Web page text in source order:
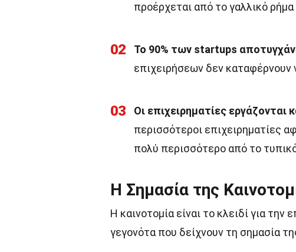
προέρχεται από το γαλλικό
02 Το 90% των startups
επιχειρήσεων δεν καταφέρνουν
03 Οι επιχειρηματίες
περισσότεροι επιχειρηματίες
πολύ περισσότερο από το
Η Σημασία της
Η καινοτομία είναι το κλειδί για
γεγονότα που δείχνουν τη σημασία